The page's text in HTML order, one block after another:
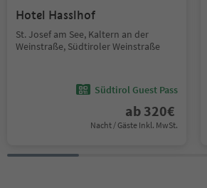
Hotel Hasslhof
St. Josef am See, Kaltern an der
Weinstraße, Südtiroler Weinstraße
Südtirol Guest Pass
ab 320€
Nacht / Gäste Inkl. MwSt.